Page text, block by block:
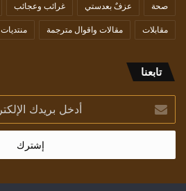
صحة عزفٌ بعدستي غرائب وعجائب
مقابلات مقالات واقوال مترجمة منتديات
تابعنا
بريدك
الإلكتروني